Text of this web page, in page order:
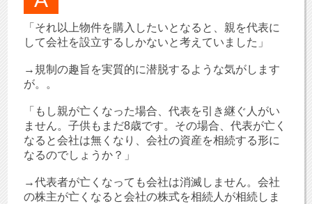
「それ以上物件を購入したいとなると、親を代表に
して会社を設立するしかないと考えていました」
→規制の趣旨を実質的に潜脱するような気がします
が。。
「もし親が亡くなった場合、代表を引き継ぐ人がい
ません。子供もまだ8歳です。その場合、代表が亡く
なると会社は無くなり、会社の資産を相続する形に
なるのでしょうか？」
→代表者が亡くなっても会社は消滅しません。会社
の株主が亡くなると会社の株式を相続人が相続しま